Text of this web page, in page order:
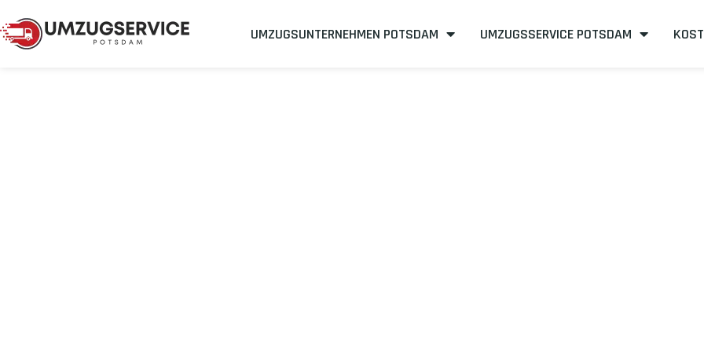
UMZUGSUNTERNEHMEN POTSDAM UMZUGSSERVICE POTSDAM